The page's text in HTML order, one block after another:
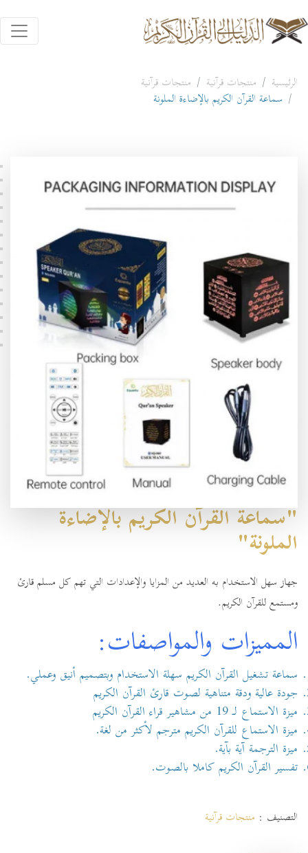
الرئيسية منتجات قرآنية
منتجات قرآنية
سماعة القرآن الكريم بالإضاءة الملونة
"سماعة القرآن الكريم بالإضاءة
الملونة"
جهاز سهل الاستخدام به العديد من المزايا والإعدادات التي تهم كل مسلم قارئ
ومستمع للقرآن الكريم.
المميزات والمواصفات:
سماعة تشغيل القرآن الكريم سهلة الاستخدام وبتصميم أنيق وعملي.
جودة عالية ودقة متناهية لصوت قارئ القرآن الكريم
ميزة الاستماع لـ 19 من مشاهير قراء القرآن الكريم
ميزة الاستماع للقرآن الكريم مترجم لأكثر من لغة.
ميزة الترجمة آية بآية.
تفسير القرآن الكريم كاملا بالصوت.
التصنيف : منتجات قرآنية